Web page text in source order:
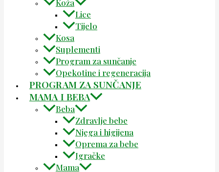
Koža
Lice
Tijelo
Kosa
Suplementi
Program za sunčanje
Opekotine i regeneracija
PROGRAM ZA SUNČANJE
MAMA I BEBA
Beba
Zdravlje bebe
Njega i higijena
Oprema za bebe
Igračke
Mama